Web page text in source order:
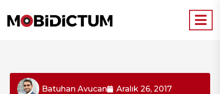
Batuhan Avucan
Aralık 26, 2017